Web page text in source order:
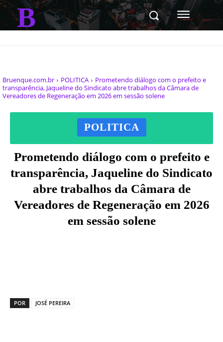
B
Bruenque.com.br POLITICA
Prometendo diálogo com o prefeito e
transparência, Jaqueline do Sindicato abre trabalhos da Câmara de
Vereadores de Regeneração em 2026 em sessão solene
POLITICA
Prometendo diálogo com o prefeito e
transparência, Jaqueline do Sindicato
abre trabalhos da Câmara de
Vereadores de Regeneração em 2026
em sessão solene
POR JOSÉ PEREIRA